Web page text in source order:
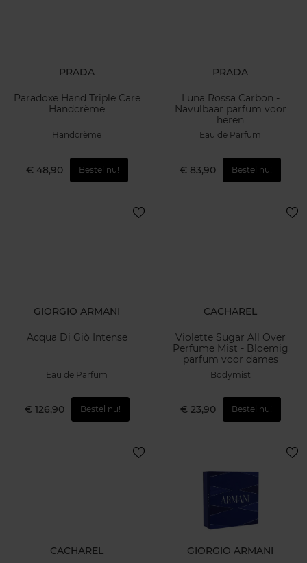
PRADA
Paradoxe Hand Triple Care
Handcrème
Handcrème
€ 48,90 Bestel nu!
PRADA
Luna Rossa Carbon -
Navulbaar parfum voor
heren
Eau de Parfum
€ 83,90 Bestel nu!
GIORGIO ARMANI
Acqua Di Giò Intense
Eau de Parfum
€ 126,90 Bestel nu!
CACHAREL
Violette Sugar All Over
Perfume Mist - Bloemig
parfum voor dames
Bodymist
€ 23,90 Bestel nu!
CACHAREL GIORGIO ARMANI